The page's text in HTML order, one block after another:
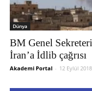
Dünya
BM Genel
İran’a İdlib çağrısı
Akademi Portal - 12 Eylül 2018